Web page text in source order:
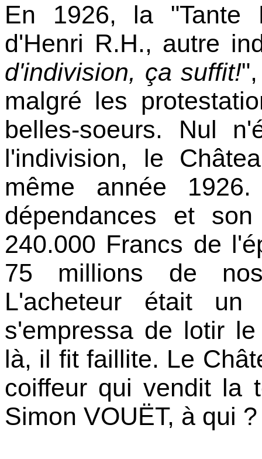
En 1926, la "Tante
d'Henri R.H., autre
d'indivision, ça suffit!
malgré les
belles-soeurs. Nul
l'indivision, le
même année
dépendances et
240.000 Francs de
75 millions de
L'acheteur était
s'empressa de lotir
là, il fit faillite. Le
coiffeur qui vendit la
Simon VOUËT, à qui